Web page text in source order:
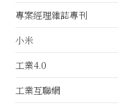
專案經理雜誌專刊
小米
工業4.0
工業互聯網